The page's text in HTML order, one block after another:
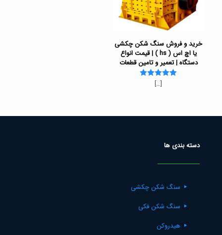
خرید و فروش سنگ شکن چکشی
یا اچ اس ( hs ) | قیمت انواع
دستگاه | تعمیر و تامین قطعات
Rated
[…]
دسته بندی ها
سنگ شکن چکشی
سنگ شکن فکی
هیدروکن